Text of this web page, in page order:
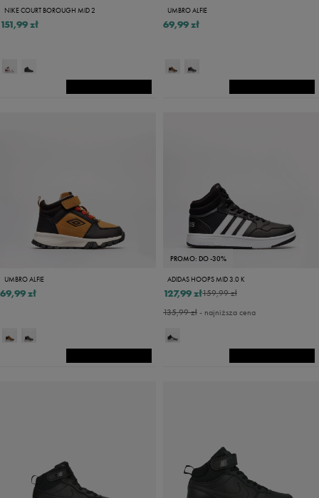
NIKE COURT BOROUGH MID 2
151,99 zł
UMBRO ALFIE
69,99 zł
UMBRO ALFIE
69,99 zł
PROMO: DO -30%
ADIDAS HOOPS MID 3.0 K
159,99 zł
127,99 zł
135,99 zł- najniższa cena